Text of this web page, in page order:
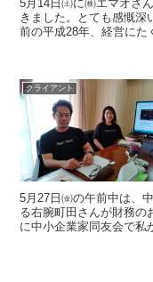
5月14日㈯に㈱エマオさ
きました。とても感慨深いものがあ
前の平成28年、経営にた
クライアント
5月27日㈮の午前中は、
る右腕町田さんが財務のお勉強に来ま
に中小企業家同友会で私